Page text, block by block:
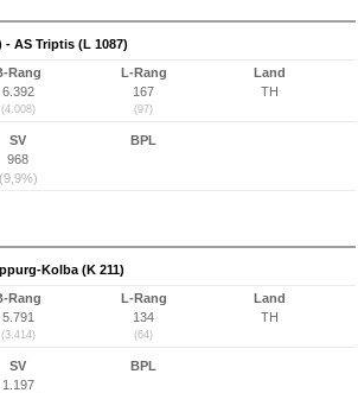
- AS Triptis (L 1087)
Rang
6.392
(4.008)
L-Rang
167
(97)
Land
TH
SV
968
(9,9%)
BPL
Kolba (K 211)
Rang
5.791
(3.414)
L-Rang
134
(64)
Land
TH
SV
1.197
BPL